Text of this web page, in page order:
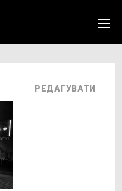
РЕДАГУВАТИ